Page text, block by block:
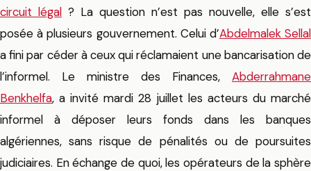
circuit légal ? La question n’est pas nouvelle, elle s’est
posée à plusieurs gouvernement. Celui d’Abdelmalek Sellal
a fini par céder à ceux qui réclamaient une bancarisation de
l’informel. Le ministre des Finances, Abderrahmane
Benkhelfa, a invité mardi 28 juillet les acteurs du marché
informel à déposer leurs fonds dans les banques
algériennes, sans risque de pénalités ou de poursuites
judiciaires. En échange de quoi, les opérateurs de la sphère